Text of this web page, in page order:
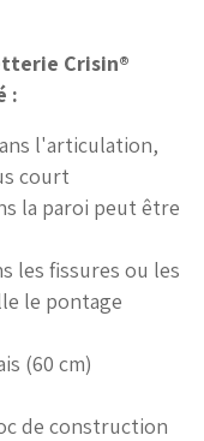
Crisin®
:
l'articulation,
court
la paroi peut être
les fissures ou les
le pontage
(60 cm)
de construction